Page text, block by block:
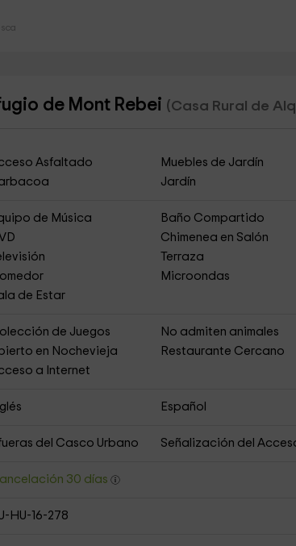
de Mont Rebei (Casa Rural de
Asfaltado Muebles de Jardín
Jardín
de Música Baño Compartido
Chimenea en Salón
Terraza
Microondas
de Estar
de Juegos No admiten animales
en Nochevieja
Restaurante Cercano
a Internet
Español
del Casco Urbano Señalización del
30 días
HU-16-278